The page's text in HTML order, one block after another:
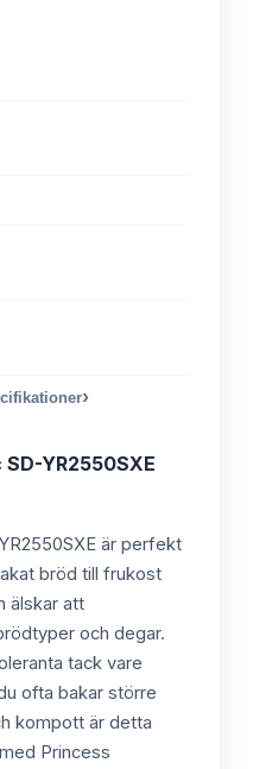
›
YR2550SXE
är perfekt
bröd till frukost
älskar att
och degar.
tack vare
ofta bakar större
kompott är detta
Princess